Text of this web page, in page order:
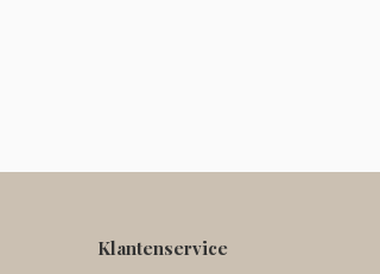
Klantenservice